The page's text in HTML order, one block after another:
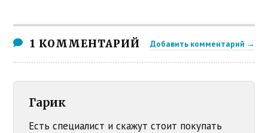
1 КОММЕНТАРИЙ Добавить комментарий →
Гарик
Есть специалист и скажут стоит покупать